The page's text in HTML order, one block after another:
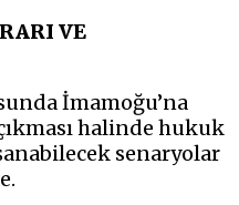
VE
İmamoğu’na
halinde hukuk
senaryolar